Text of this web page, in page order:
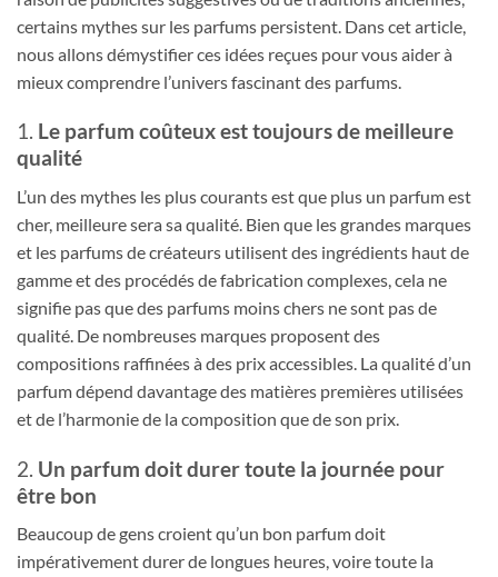
certains mythes sur les parfums persistent. Dans cet article,
nous allons démystifier ces idées reçues pour vous aider à
mieux comprendre l’univers fascinant des parfums.
1. Le parfum coûteux est toujours de meilleure
qualité
L’un des mythes les plus courants est que plus un parfum est
cher, meilleure sera sa qualité. Bien que les grandes marques
et les parfums de créateurs utilisent des ingrédients haut de
gamme et des procédés de fabrication complexes, cela ne
signifie pas que des parfums moins chers ne sont pas de
qualité. De nombreuses marques proposent des
compositions raffinées à des prix accessibles. La qualité d’un
parfum dépend davantage des matières premières utilisées
et de l’harmonie de la composition que de son prix.
2. Un parfum doit durer toute la journée pour
être bon
Beaucoup de gens croient qu’un bon parfum doit
impérativement durer de longues heures, voire toute la